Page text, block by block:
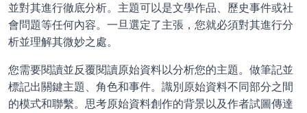
並對其進行徹底分析。主題可以是文學作品、歷史事件或社
會問題等任何內容。一旦選定了主張，您就必須對其進行分
析並理解其微妙之處。
您需要閱讀並反覆閱讀原始資料以分析您的主題。做筆記並
標記出關鍵主題、角色和事件。識別原始資料不同部分之間
的模式和聯繫。思考原始資料創作的背景以及作者試圖傳達